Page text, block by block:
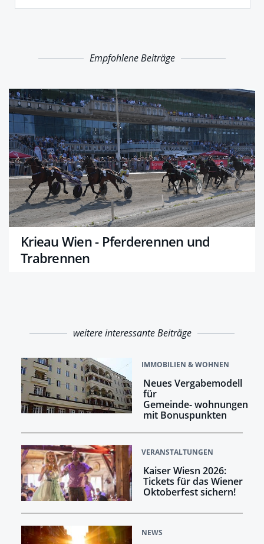
Empfohlene Beiträge
Krieau Wien - Pferderennen und
Trabrennen
weitere interessante Beiträge
IMMOBILIEN & WOHNEN
Neues Vergabemodell
für
Gemeinde- wohnungen
mit Bonuspunkten
VERANSTALTUNGEN
Kaiser Wiesn 2026:
Tickets für das Wiener
Oktoberfest sichern!
NEWS